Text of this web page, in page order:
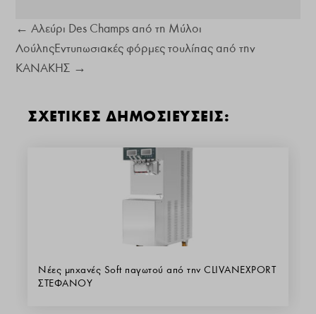
← Αλεύρι Des Champs από τη Μύλοι
ΛούληςΕντυπωσιακές φόρμες τουλίπας από την
ΚΑΝΑΚΗΣ →
ΣΧΕΤΙΚΕΣ ΔΗΜΟΣΙΕΥΣΕΙΣ:
Νέες μηχανές Soft παγωτού από την CLIVANEXPORT
ΣΤΕΦΑΝΟΥ